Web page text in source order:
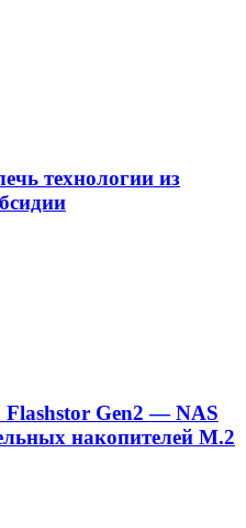
технологии из
Flashstor Gen2 — NAS
накопителей M.2